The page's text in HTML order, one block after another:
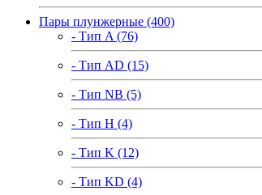
Пары плунжерные (400)
- Тип A (76)
- Тип AD (15)
- Тип NB (5)
- Тип H (4)
- Тип K (12)
- Тип KD (4)